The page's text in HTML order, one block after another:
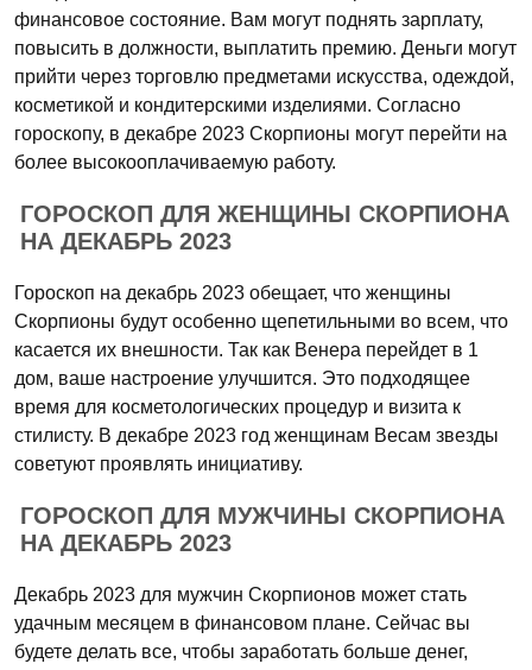
финансовое состояние. Вам могут поднять зарплату,
повысить в должности, выплатить премию. Деньги могут
прийти через торговлю предметами искусства, одеждой,
косметикой и кондитерскими изделиями. Согласно
гороскопу, в декабре 2023 Скорпионы могут перейти на
более высокооплачиваемую работу.
ГОРОСКОП ДЛЯ ЖЕНЩИНЫ СКОРПИОНА
НА ДЕКАБРЬ 2023
Гороскоп на декабрь 2023 обещает, что женщины
Скорпионы будут особенно щепетильными во всем, что
касается их внешности. Так как Венера перейдет в 1
дом, ваше настроение улучшится. Это подходящее
время для косметологических процедур и визита к
стилисту. В декабре 2023 год женщинам Весам звезды
советуют проявлять инициативу.
ГОРОСКОП ДЛЯ МУЖЧИНЫ СКОРПИОНА
НА ДЕКАБРЬ 2023
Декабрь 2023 для мужчин Скорпионов может стать
удачным месяцем в финансовом плане. Сейчас вы
будете делать все, чтобы заработать больше денег,